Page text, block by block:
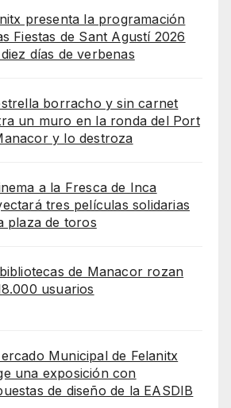
presenta la programación
Fiestas de Sant Agustí 2026
días de verbenas
borracho y sin carnet
un muro en la ronda del Port
y lo destroza
a la Fresca de Inca
tres películas solidarias
plaza de toros
de Manacor rozan
usuarios
Municipal de Felanitx
una exposición con
de diseño de la EASDIB